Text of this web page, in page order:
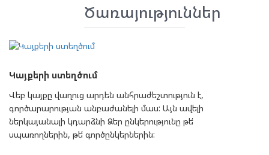
Ծառայություններ
Կայքերի ստեղծում
Վեբ կայքը վաղուց արդեն անհրաժեշտություն է,
գործարարության անբաժանելի մաս: Այն ավելի
ներկայանալի կդարձնի Ձեր ընկերությունը թե՛
սպառողներին, թե՛ գործընկերներին: